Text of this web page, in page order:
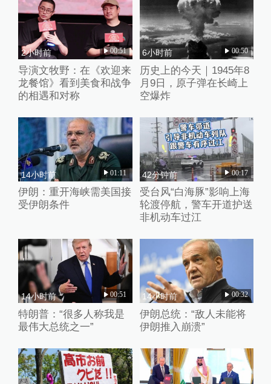
2小时前 00:51
导演文牧野：在《欢迎来
龙餐馆》看到美食和战争
的相遇和对称
6小时前 00:50
历史上的今天｜1945年8
月9日，原子弹在长崎上
空爆炸
14小时前 01:11
伊朗：重开海峡需美国接
受伊朗条件
42分钟前 00:17
受台风“白海豚”影响上海
轮渡停航，警车开道护送
非机动车过江
14小时前 00:51
特朗普：“很多人称我是
最伟大总统之一”
14小时前 00:32
伊朗总统：“敌人未能将
伊朗推入崩溃”